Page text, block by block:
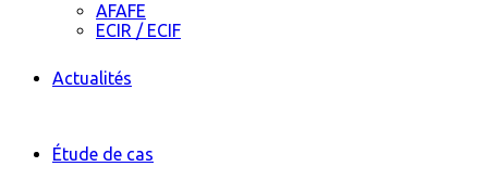
AFAFE
ECIR / ECIF
Actualités
Étude de cas